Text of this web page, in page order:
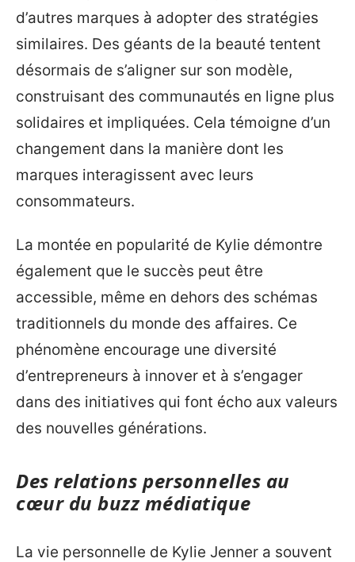
d’autres marques à adopter des stratégies
similaires. Des géants de la beauté tentent
désormais de s’aligner sur son modèle,
construisant des communautés en ligne plus
solidaires et impliquées. Cela témoigne d’un
changement dans la manière dont les
marques interagissent avec leurs
consommateurs.
La montée en popularité de Kylie démontre
également que le succès peut être
accessible, même en dehors des schémas
traditionnels du monde des affaires. Ce
phénomène encourage une diversité
d’entrepreneurs à innover et à s’engager
dans des initiatives qui font écho aux valeurs
des nouvelles générations.
Des relations personnelles au
cœur du buzz médiatique
La vie personnelle de Kylie Jenner a souvent